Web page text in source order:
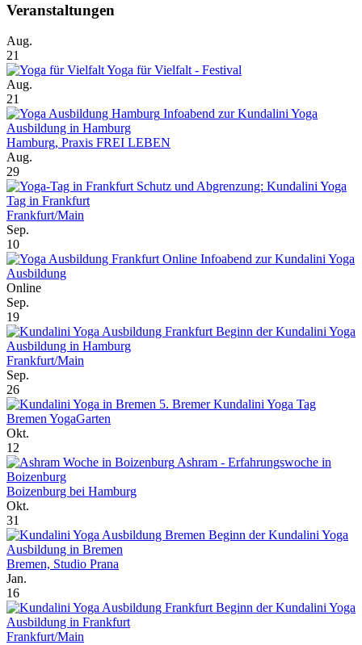
Veranstaltungen
Aug.
21
Yoga für Vielfalt - Festival
Aug.
21
Infoabend zur Kundalini Yoga
Ausbildung in Hamburg
Hamburg, Praxis FREI LEBEN
Aug.
29
Schutz und Abgrenzung: Kundalini Yoga
Tag in Frankfurt
Frankfurt/Main
Sep.
10
Online Infoabend zur Kundalini Yoga
Ausbildung
Online
Sep.
19
Beginn der Kundalini Yoga
Ausbildung in Hamburg
Frankfurt/Main
Sep.
26
5. Bremer Kundalini Yoga Tag
Bremen YogaGarten
Okt.
12
Ashram - Erfahrungswoche in
Boizenburg
Boizenburg bei Hamburg
Okt.
31
Beginn der Kundalini Yoga
Ausbildung in Bremen
Bremen, Studio Prana
Jan.
16
Beginn der Kundalini Yoga
Ausbildung in Frankfurt
Frankfurt/Main